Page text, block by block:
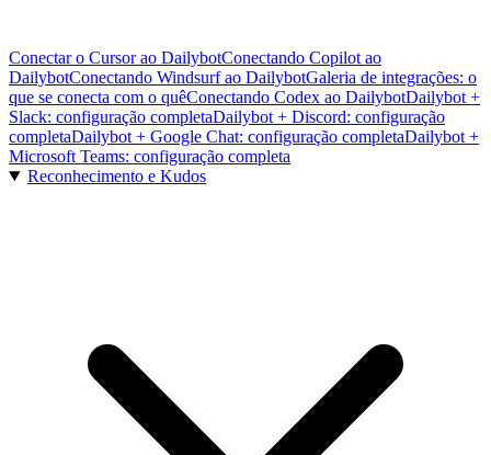
Conectar o Cursor ao DailybotConectando Copilot ao
DailybotConectando Windsurf ao DailybotGaleria de integrações: o
que se conecta com o quêConectando Codex ao DailybotDailybot +
Slack: configuração completaDailybot + Discord: configuração
completaDailybot + Google Chat: configuração completaDailybot +
Microsoft Teams: configuração completa
Reconhecimento e Kudos